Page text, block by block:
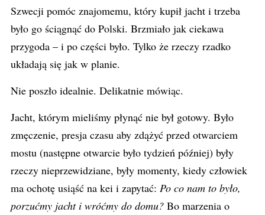
Szwecji pomóc znajomemu, który kupił jacht i trzeba
było go ściągnąć do Polski. Brzmiało jak ciekawa
przygoda – i po części było. Tylko że rzeczy rzadko
układają się jak w planie.
Nie poszło idealnie. Delikatnie mówiąc.
Jacht, którym mieliśmy płynąć nie był gotowy. Było
zmęczenie, presja czasu aby zdążyć przed otwarciem
mostu (następne otwarcie było tydzień później) były
rzeczy nieprzewidziane, były momenty, kiedy człowiek
ma ochotę usiąść na kei i zapytać: Po co nam to było,
porzućmy jacht i wróćmy do domu? Bo marzenia o